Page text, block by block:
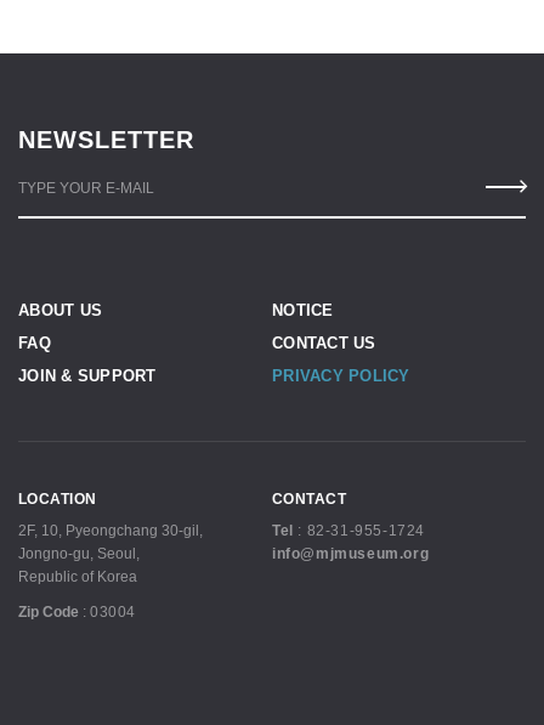
NEWSLETTER
TYPE YOUR E-MAIL
ABOUT US
NOTICE
FAQ
CONTACT US
JOIN & SUPPORT
PRIVACY POLICY
LOCATION
2F, 10, Pyeongchang 30-gil,
Jongno-gu, Seoul,
Republic of Korea
Zip Code : 03004
CONTACT
Tel
: 82-31-955-1724
info@mjmuseum.org